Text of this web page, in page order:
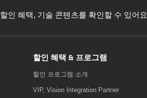
인 혜택, 기술 콘텐츠를 확인할 수 있어요
할인 혜택 & 프로그램
할인 프로그램 소개
VIP, Vision Integration Partner